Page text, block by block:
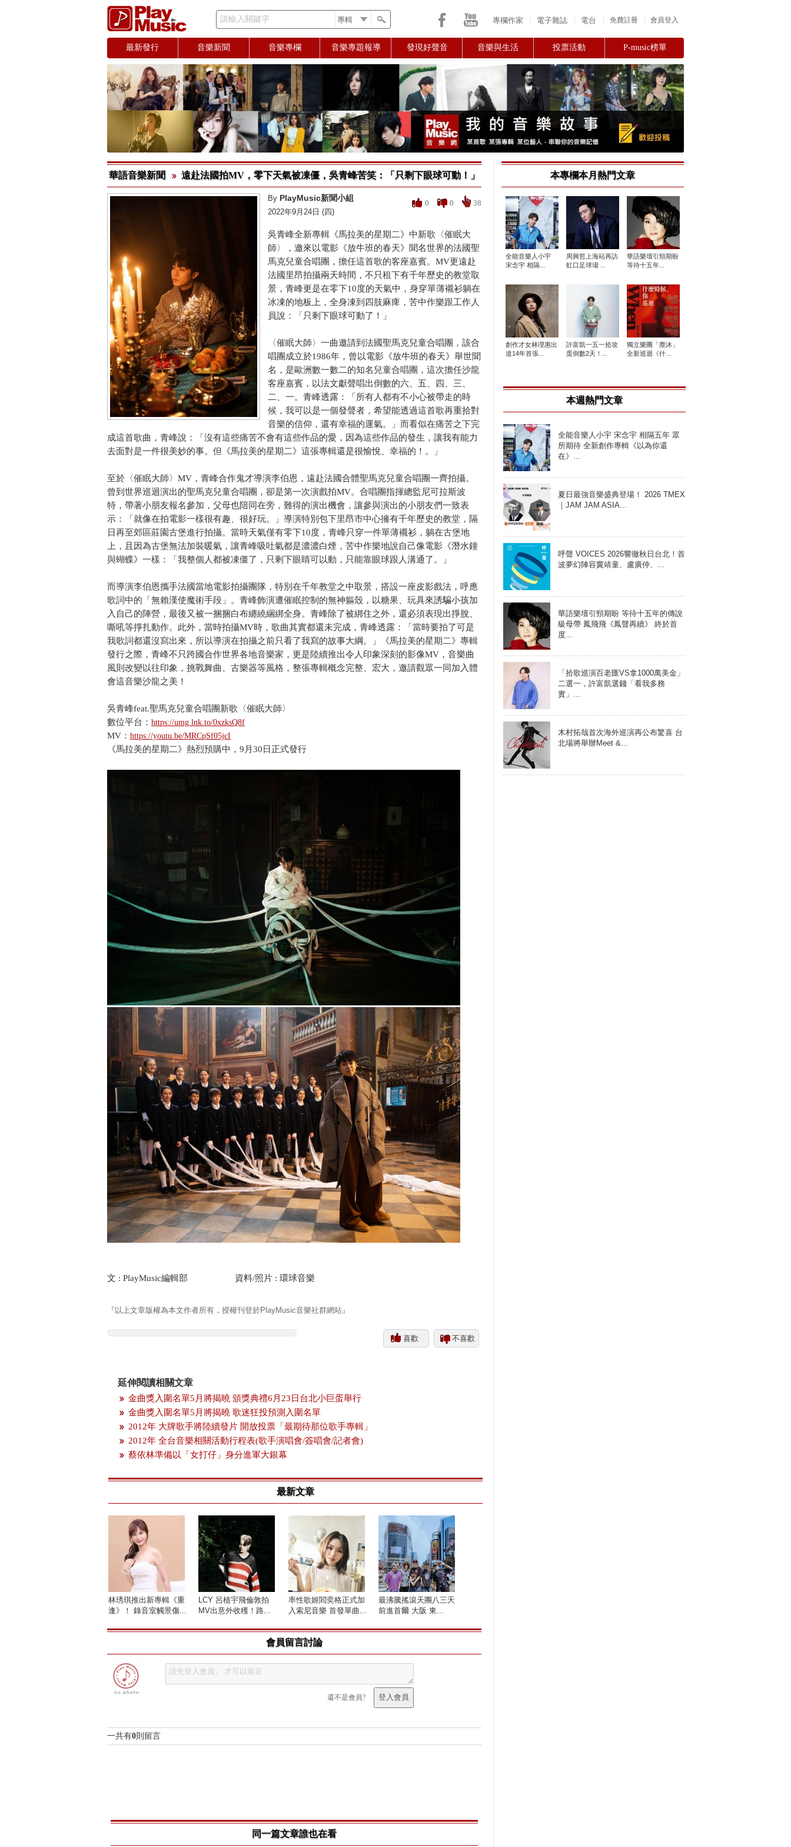
請輸入關鍵字 會員登入
免費註冊
專欄作家 電子雜誌 電台
最新發行 音樂新聞 音樂專欄 音樂專題報導 發現好聲音 音樂與生活 投票活動 P-music榜單
華語音樂新聞 遠赴法國拍MV，零下天氣被凍僵，吳青峰苦笑：「只剩下眼球可動！」
0 0 38
By PlayMusic新聞小組
2022年9月24日 (四)
吳青峰全新專輯《馬拉美的星期二》中新歌〈催眠大
師〉，邀來以電影《放牛班的春天》聞名世界的法國聖
馬克兒童合唱團，擔任這首歌的客座嘉賓。MV更遠赴
法國里昂拍攝兩天時間，不只租下有千年歷史的教堂取
景，青峰更是在零下10度的天氣中，身穿單薄襯衫躺在
冰凍的地板上，全身凍到四肢麻痺，苦中作樂跟工作人
員說：「只剩下眼球可動了！」
〈催眠大師〉一曲邀請到法國聖馬克兒童合唱團，該合
唱團成立於1986年，曾以電影《放牛班的春天》舉世聞
名，是歐洲數一數二的知名兒童合唱團，這次擔任沙龍
客座嘉賓，以法文獻聲唱出倒數的六、五、四、三、
二、一。青峰透露：「所有人都有不小心被帶走的時
候，我可以是一個發聲者，希望能透過這首歌再重拾對
音樂的信仰，還有幸福的運氣。」而看似在痛苦之下完
成這首歌曲，青峰說：「沒有這些痛苦不會有這些作品的愛，因為這些作品的發生，讓我有能力
去面對是一件很美妙的事。但《馬拉美的星期二》這張專輯還是很愉悅、幸福的！。」
至於〈催眠大師〉MV，青峰合作鬼才導演李伯恩，遠赴法國合體聖馬克兒童合唱團一齊拍攝。
曾到世界巡迴演出的聖馬克兒童合唱團，卻是第一次演戲拍MV。合唱團指揮總監尼可拉斯波
特，帶著小朋友報名參加，父母也陪同在旁，難得的演出機會，讓參與演出的小朋友們一致表
示：「就像在拍電影一樣很有趣、很好玩。」導演特別包下里昂市中心擁有千年歷史的教堂，隔
日再至郊區莊園古堡進行拍攝。當時天氣僅有零下10度，青峰只穿一件單薄襯衫，躺在古堡地
上，且因為古堡無法加裝暖氣，讓青峰吸吐氣都是濃濃白煙，苦中作樂地說自己像電影《潛水鐘
與蝴蝶》一樣：「我整個人都被凍僵了，只剩下眼睛可以動，只能靠眼球跟人溝通了。」
而導演李伯恩攜手法國當地電影拍攝團隊，特別在千年教堂之中取景，搭設一座皮影戲法，呼應
歌詞中的「無賴漢使魔術手段」。青峰飾演遭催眠控制的無神軀殼，以糖果、玩具來誘騙小孩加
入自己的陣營，最後又被一捆捆白布纏繞綑綁全身。青峰除了被綁住之外，還必須表現出掙脫、
嘶吼等掙扎動作。此外，當時拍攝MV時，歌曲其實都還未完成，青峰透露：「當時要拍了可是
我歌詞都還沒寫出來，所以導演在拍攝之前只看了我寫的故事大綱。」《馬拉美的星期二》專輯
發行之際，青峰不只跨國合作世界各地音樂家，更是陸續推出令人印象深刻的影像MV，音樂曲
風則改變以往印象，挑戰舞曲、古樂器等風格，整張專輯概念完整、宏大，邀請觀眾一同加入體
會這音樂沙龍之美！
吳青峰feat.聖馬克兒童合唱團新歌〈催眠大師〉
數位平台： https://umg.lnk.to/0xzksQ8f
MV： https://youtu.be/MRCpSf05jcI
《馬拉美的星期二》熱烈預購中，9月30日正式發行
文 : PlayMusic編輯部 資料/照片 : 環球音樂
『以上文章版權為本文作者所有，授權刊登於PlayMusic音樂社群網站』
喜歡 不喜歡
延伸閱讀相關文章
金曲獎入圍名單5月將揭曉 頒獎典禮6月23日台北小巨蛋舉行
金曲獎入圍名單5月將揭曉 歌迷狂投預測入圍名單
2012年 大牌歌手將陸續發片 開放投票「最期待那位歌手專輯」
2012年 全台音樂相關活動行程表(歌手演唱會/簽唱會/記者會)
蔡依林準備以「女打仔」身分進軍大銀幕
最新文章
林琇琪推出新專輯《重
逢》！ 錄音室觸景傷...
LCY 呂植宇飛倫敦拍
MV出意外收穫！路...
率性歌姬閻奕格正式加
入索尼音樂 首發單曲...
最沸騰搖滾天團八三夭
前進首爾 大阪 東...
會員留言討論
還不是會員?
一共有0則留言
同一篇文章誰也在看
本專欄本月熱門文章
全能音樂人小宇
宋念宇 相隔...
周興哲上海站再訪
虹口足球場 ...
華語樂壇引頸期盼
等待十五年...
創作才女林理惠出
道14年首張...
許富凱一五一拾攻
蛋倒數2天！...
獨立樂團「塵沐」
全新巡迴《什...
本週熱門文章
全能音樂人小宇 宋念宇 相隔五年 眾
所期待 全新創作專輯《以為你還
在》...
夏日最強音樂盛典登場！ 2026 TMEX
｜JAM JAM ASIA...
呼聲 VOICES 2026響徹秋日台北！首
波夢幻陣容竇靖童、盧廣仲、...
華語樂壇引頸期盼 等待十五年的傳說
級母帶 鳳飛飛《鳳聲再續》 終於首
度...
「拾歌巡演百老匯VS拿1000萬美金」
二選一，許富凱選錢「看我多務
實」...
木村拓哉首次海外巡演再公布驚喜 台
北場將舉辦Meet &...